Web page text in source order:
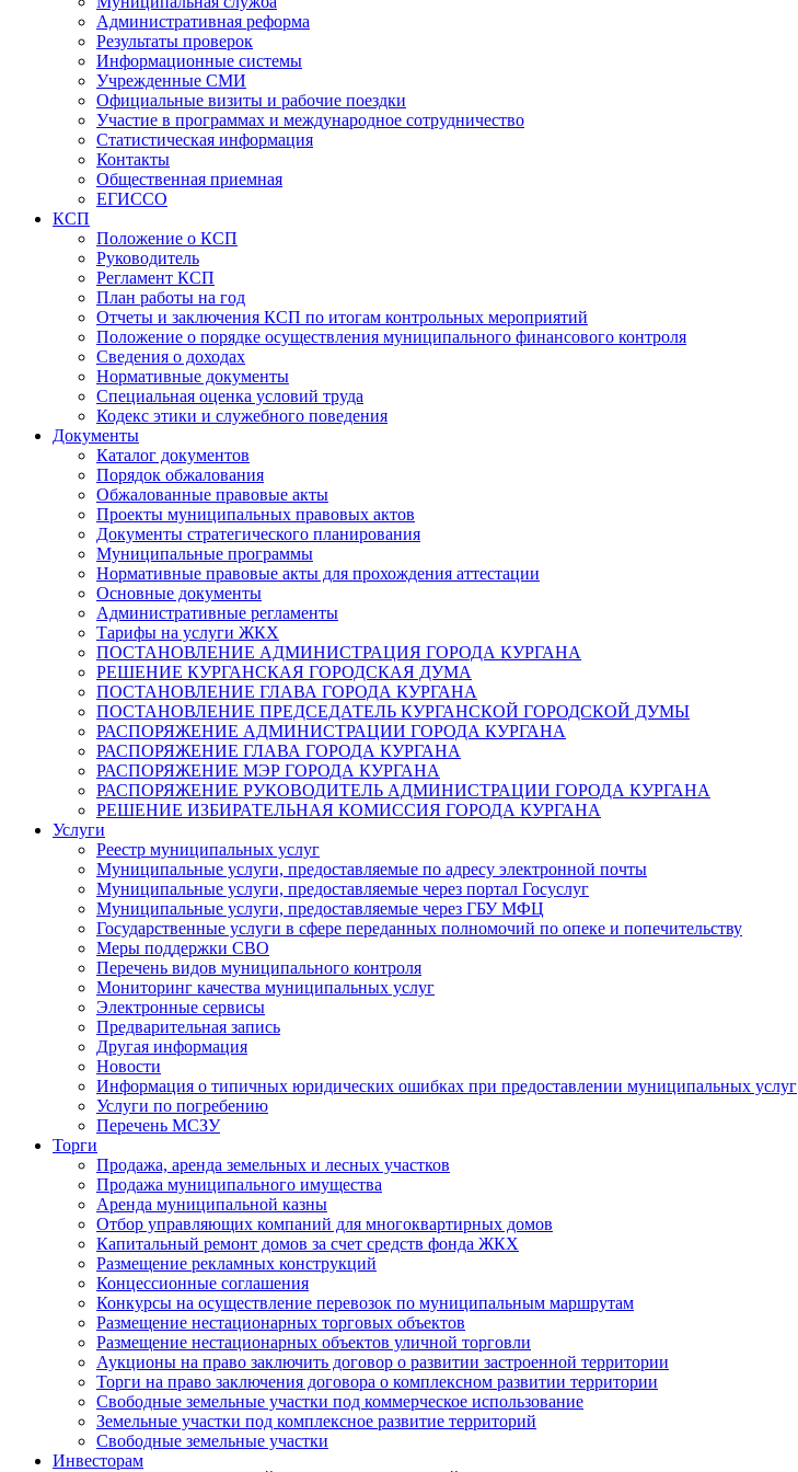
Административная реформа
Результаты проверок
Информационные системы
Учрежденные СМИ
Официальные визиты и рабочие поездки
Участие в программах и международное сотрудничество
Статистическая информация
Контакты
Общественная приемная
ЕГИССО
КСП
Положение о КСП
Руководитель
Регламент КСП
План работы на год
Отчеты и заключения КСП по итогам контрольных мероприятий
Положение о порядке осуществления муниципального финансового контроля
Сведения о доходах
Нормативные документы
Специальная оценка условий труда
Кодекс этики и служебного поведения
Документы
Каталог документов
Порядок обжалования
Обжалованные правовые акты
Проекты муниципальных правовых актов
Документы стратегического планирования
Муниципальные программы
Нормативные правовые акты для прохождения аттестации
Основные документы
Административные регламенты
Тарифы на услуги ЖКХ
ПОСТАНОВЛЕНИЕ АДМИНИСТРАЦИЯ ГОРОДА КУРГАНА
РЕШЕНИЕ КУРГАНСКАЯ ГОРОДСКАЯ ДУМА
ПОСТАНОВЛЕНИЕ ГЛАВА ГОРОДА КУРГАНА
ПОСТАНОВЛЕНИЕ ПРЕДСЕДАТЕЛЬ КУРГАНСКОЙ ГОРОДСКОЙ ДУМЫ
РАСПОРЯЖЕНИЕ АДМИНИСТРАЦИИ ГОРОДА КУРГАНА
РАСПОРЯЖЕНИЕ ГЛАВА ГОРОДА КУРГАНА
РАСПОРЯЖЕНИЕ МЭР ГОРОДА КУРГАНА
РАСПОРЯЖЕНИЕ РУКОВОДИТЕЛЬ АДМИНИСТРАЦИИ ГОРОДА КУРГАНА
РЕШЕНИЕ ИЗБИРАТЕЛЬНАЯ КОМИССИЯ ГОРОДА КУРГАНА
Услуги
Реестр муниципальных услуг
Муниципальные услуги, предоставляемые по адресу электронной почты
Муниципальные услуги, предоставляемые через портал Госуслуг
Муниципальные услуги, предоставляемые через ГБУ МФЦ
Государственные услуги в сфере переданных полномочий по опеке и попечительству
Меры поддержки СВО
Перечень видов муниципального контроля
Мониторинг качества муниципальных услуг
Электронные сервисы
Предварительная запись
Другая информация
Новости
Информация о типичных юридических ошибках при предоставлении муниципальных услуг
Услуги по погребению
Перечень МСЗУ
Торги
Продажа, аренда земельных и лесных участков
Продажа муниципального имущества
Аренда муниципальной казны
Отбор управляющих компаний для многоквартирных домов
Капитальный ремонт домов за счет средств фонда ЖКХ
Размещение рекламных конструкций
Концессионные соглашения
Конкурсы на осуществление перевозок по муниципальным маршрутам
Размещение нестационарных торговых объектов
Размещение нестационарных объектов уличной торговли
Аукционы на право заключить договор о развитии застроенной территории
Торги на право заключения договора о комплексном развитии территории
Свободные земельные участки под коммерческое использование
Земельные участки под комплексное развитие территорий
Свободные земельные участки
Инвесторам